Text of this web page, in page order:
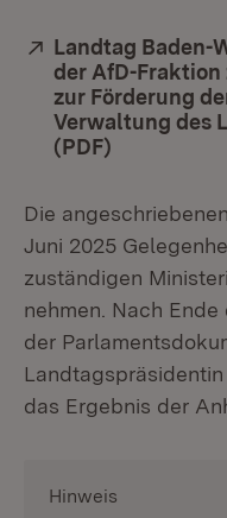
Extern:
Landtag Baden-
der AfD-Fraktion
zur Förderung
Verwaltung des
(PDF)
Die
Juni 2025
zuständigen
nehmen. Nach
der
das Ergebnis der
Hinweis